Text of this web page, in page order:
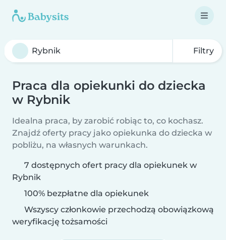
Filtry
Praca dla opiekunki do dziecka
w Rybnik
Idealna praca, by zarobić robiąc to, co kochasz.
Znajdź oferty pracy jako opiekunka do dziecka w
pobliżu, na własnych warunkach.
7 dostępnych ofert pracy dla opiekunek w
Rybnik
100% bezpłatne dla opiekunek
Wszyscy członkowie przechodzą obowiązkową
weryfikację tożsamości